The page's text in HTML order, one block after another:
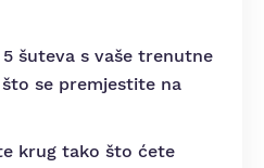
šuteva s vaše trenutne
se premjestite na
krug tako što ćete